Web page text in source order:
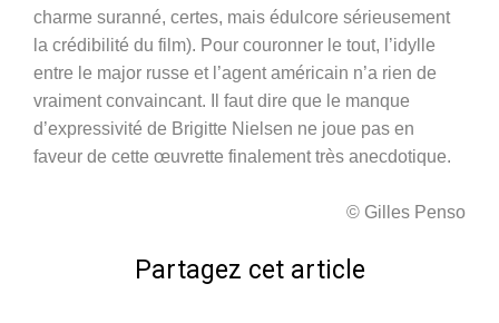
charme suranné, certes, mais édulcore sérieusement
la crédibilité du film). Pour couronner le tout, l’idylle
entre le major russe et l’agent américain n’a rien de
vraiment convaincant. Il faut dire que le manque
d’expressivité de Brigitte Nielsen ne joue pas en
faveur de cette œuvrette finalement très anecdotique.
© Gilles Penso
Partagez cet article